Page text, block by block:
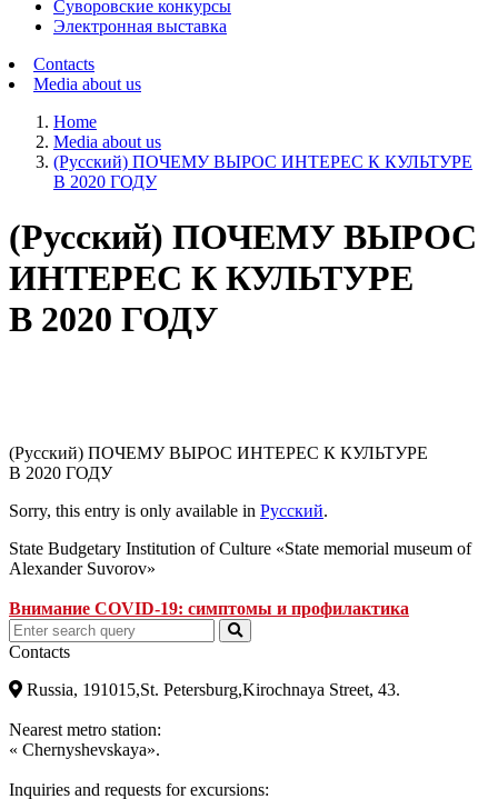
Суворовские конкурсы
Электронная выставка
Contacts
Media about us
Home
Media about us
(Русский) ПОЧЕМУ ВЫРОС ИНТЕРЕС К КУЛЬТУРЕ
В 2020 ГОДУ
(Русский) ПОЧЕМУ ВЫРОС
ИНТЕРЕС К КУЛЬТУРЕ
В 2020 ГОДУ
(Русский) ПОЧЕМУ ВЫРОС ИНТЕРЕС К КУЛЬТУРЕ
В 2020 ГОДУ
Sorry, this entry is only available in Русский.
State Budgetary Institution of Culture «State memorial museum of
Alexander Suvorov»
Внимание COVID-19: симптомы и профилактика
Contacts
Russia, 191015,St. Petersburg,Kirochnaya Street, 43.
Nearest metro station:
« Chernyshevskaya».
Inquiries and requests for excursions: